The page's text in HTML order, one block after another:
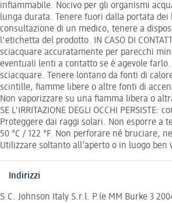
infiammabile. Nocivo per gli organismi
lunga durata. Tenere fuori dalla portata dei
consultazione di un medico, tenere a
l'etichetta del prodotto. IN CASO DI
sciacquare accuratamente per parecchi
eventuali lenti a contatto se è agevole
sciacquare. Tenere lontano da fonti di
scintille, fiamme libere o altre fonti di
Non vaporizzare su una fiamma libera o
SE L'IRRITAZIONE DEGLI OCCHI PERSISTE:
Proteggere dai raggi solari. Non esporre a
50 °C / 122 °F. Non perforare né bruciare,
Utilizzare soltanto all’aperto o in luogo ben
Indirizzi
S.C. Johnson Italy S.r.l. P.le MM Burke 3